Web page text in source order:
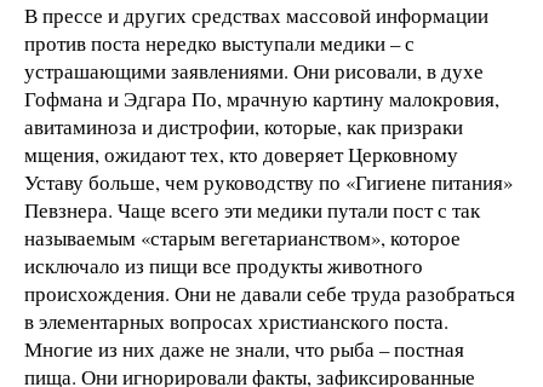
В прессе и других средствах массовой информации
против поста нередко выступали медики – с
устрашающими заявлениями. Они рисовали, в духе
Гофмана и Эдгара По, мрачную картину малокровия,
авитаминоза и дистрофии, которые, как призраки
мщения, ожидают тех, кто доверяет Церковному
Уставу больше, чем руководству по «Гигиене питания»
Певзнера. Чаще всего эти медики путали пост с так
называемым «старым вегетарианством», которое
исключало из пищи все продукты животного
происхождения. Они не давали себе труда разобраться
в элементарных вопросах христианского поста.
Многие из них даже не знали, что рыба – постная
пища. Они игнорировали факты, зафиксированные